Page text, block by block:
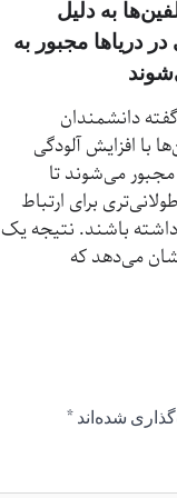
به دلیل
دریاها مجبور به
32 به گفته دانشمندان
با افزایش آلودگی
می‌شوند تا
برای ارتباط
باشند. نتیجه یک
می‌دهد که
شده‌اند *